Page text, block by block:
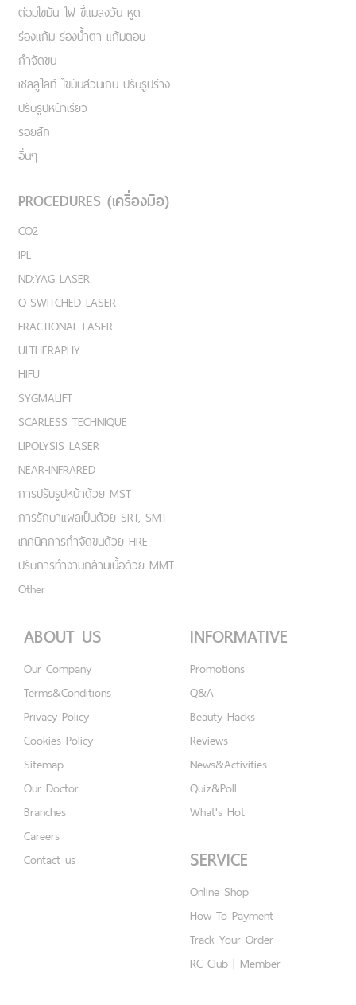
ต่อมไขมัน ไฝ ขี้แมลงวัน หูด
ร่องแก้ม ร่องน้ำตา แก้มตอบ
กำจัดขน
เชลลูไลท์ ไขมันส่วนเกิน ปรับรูปร่าง
ปรับรูปหน้าเรียว
รอยสัก
อื่นๆ
PROCEDURES (เครื่องมือ)
CO2
IPL
ND:YAG LASER
Q-SWITCHED LASER
FRACTIONAL LASER
ULTHERAPHY
HIFU
SYGMALIFT
SCARLESS TECHNIQUE
LIPOLYSIS LASER
NEAR-INFRARED
การปรับรูปหน้าด้วย MST
การรักษาแผลเป็นด้วย SRT, SMT
เทคนิคการกำจัดขนด้วย HRE
ปรับการทำงานกล้ามเนื้อด้วย MMT
Other
ABOUT US
Our Company
Terms&Conditions
Privacy Policy
Cookies Policy
Sitemap
Our Doctor
Branches
Careers
Contact us
INFORMATIVE
Promotions
Q&A
Beauty Hacks
Reviews
News&Activities
Quiz&Poll
What's Hot
SERVICE
Online Shop
How To Payment
Track Your Order
RC Club | Member